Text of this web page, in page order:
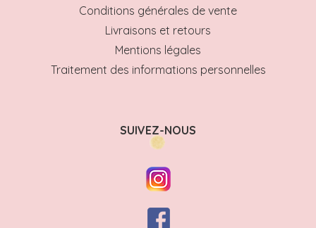
Conditions générales de vente
Livraisons et retours
Mentions légales
Traitement des informations personnelles
SUIVEZ-NOUS